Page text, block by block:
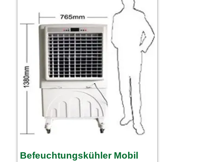
Befeuchtungskühler Mobil